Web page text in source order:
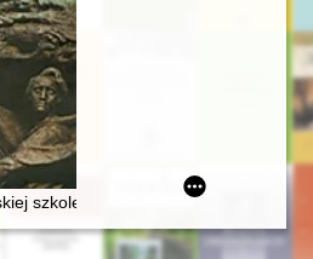
pianistka Małgorzata
szkole i kulturze